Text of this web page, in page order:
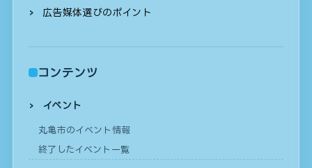
広告媒体選びのポイント
コンテンツ
イベント
丸亀市のイベント情報
終了したイベント一覧